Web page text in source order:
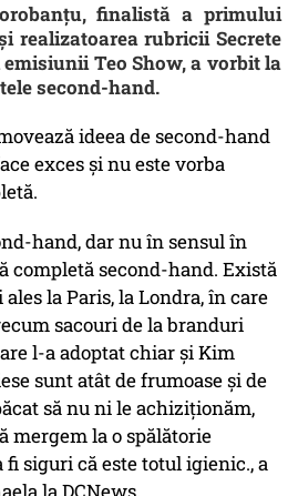
finalistă a primului
realizatoarea rubricii Secrete
Teo Show, a vorbit la
second-hand.
ideea de second-hand
exces și nu este vorba
hand, dar nu în sensul în
completă second-hand. Există
la Paris, la Londra, în care
sacouri de la branduri
l-a adoptat chiar și Kim
sunt atât de frumoase și de
să nu ni le achiziționăm,
mergem la o spălătorie
siguri că este totul igienic., a